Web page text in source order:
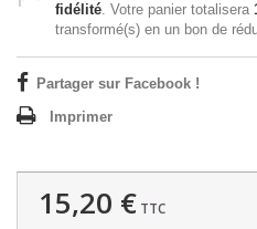
fidélité. Votre panier totalisera
transformé(s) en un bon de
Partager sur Facebook !
Imprimer
15,20 € TTC